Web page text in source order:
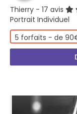
Thierry - 17 avis
Portrait Individuel
5 forfaits - de